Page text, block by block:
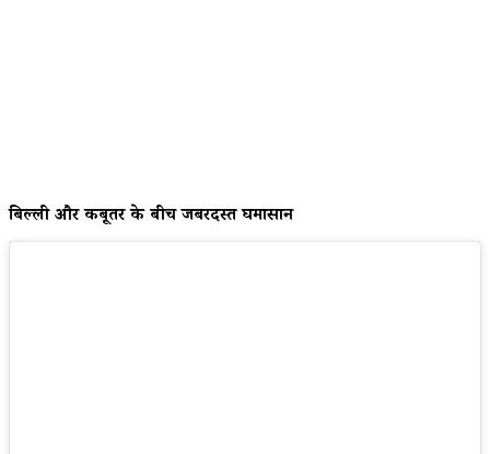
बिल्ली और कबूतर के बीच जबरदस्त घमासान